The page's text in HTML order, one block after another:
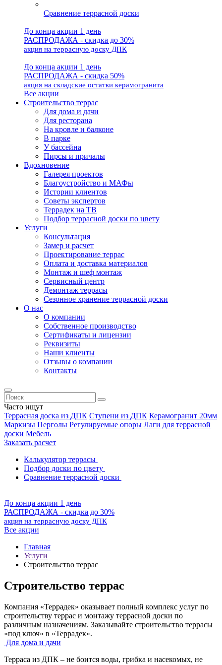
Сравнение террасной доски
До конца акции 1 день
РАСПРОДАЖА - скидка до 30%
акция на террасную доску ДПК
До конца акции 1 день
РАСПРОДАЖА - скидка 50%
акция на складские остатки керамогранита
Все акции
Строительство террас
Для дома и дачи
Для ресторана
На кровле и балконе
В парке
У бассейна
Пирсы и причалы
Вдохновение
Галерея проектов
Благоустройство и МАФы
Истории клиентов
Советы экспертов
Террадек на ТВ
Подбор террасной доски по цвету
Услуги
Консультация
Замер и расчет
Проектирование террас
Оплата и доставка материалов
Монтаж и шеф монтаж
Сервисный центр
Демонтаж террасы
Сезонное хранение террасной доски
О нас
О компании
Собственное производство
Сертификаты и лицензии
Реквизиты
Наши клиенты
Отзывы о компании
Контакты
Часто ищут
Террасная доска из ДПК Ступени из ДПК Керамогранит 20мм
Маркизы Перголы Регулируемые опоры Лаги для террасной
доски Мебель
Заказать расчет
Калькулятор террасы
Подбор доски по цвету
Сравнение террасной доски
До конца акции 1 день
РАСПРОДАЖА - скидка до 30%
акция на террасную доску ДПК
Все акции
Главная
Услуги
Строительство террас
Строительство террас
Компания «Террадек» оказывает полный комплекс услуг по
строительству террас и монтажу террасной доски по
различным назначениям. Заказывайте строительство террасы
«под ключ» в «Террадек».
Для дома и дачи
Терраса из ДПК – не боится воды, грибка и насекомых, не